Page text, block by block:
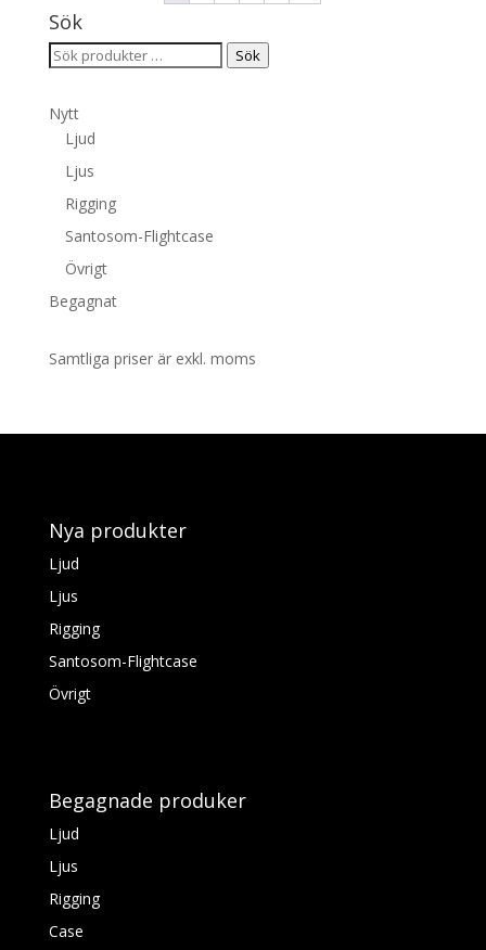
Sök
Sök
Sök
Nytt
Ljud
Ljus
Rigging
Santosom-Flightcase
Övrigt
Begagnat
Samtliga priser är exkl. moms
Nya produkter
Ljud
Ljus
Rigging
Santosom-Flightcase
Övrigt
Begagnade produker
Ljud
Ljus
Rigging
Case